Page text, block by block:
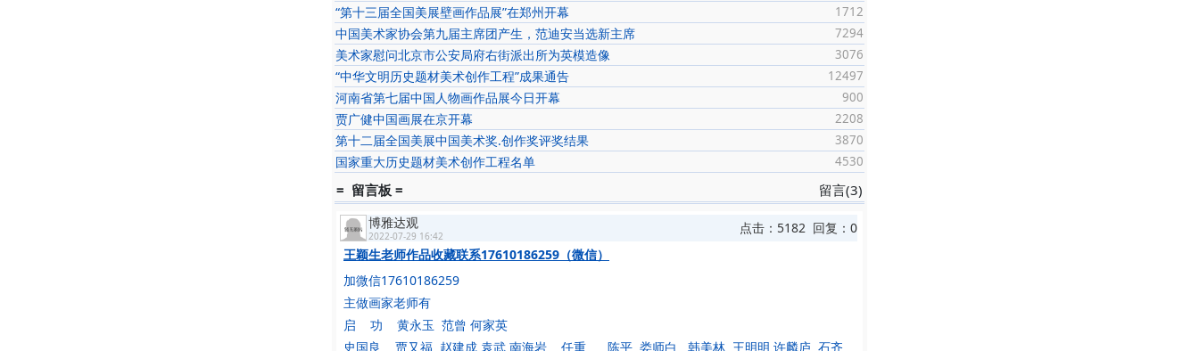
1712
“第十三届全国美展壁画作品展”在郑州开幕
7294
中国美术家协会第九届主席团产生，范迪安当选新主席
3076
美术家慰问北京市公安局府右街派出所为英模造像
12497
“中华文明历史题材美术创作工程”成果通告
900
河南省第七届中国人物画作品展今日开幕
2208
贾广健中国画展在京开幕
3870
第十二届全国美展中国美术奖.创作奖评奖结果
4530
国家重大历史题材美术创作工程名单
留言(3)
= 留言板 =
博雅达观
2022-07-29 16:42
点击：5182 回复：0
王颖生老师作品收藏联系17610186259（微信）
加微信17610186259
主做画家老师有
启 功 黄永玉 范曾 何家英
史国良 贾又福 赵建成 袁武 南海岩 任重 陈平 娄师白 韩美林 王明明 许麟庐 石齐